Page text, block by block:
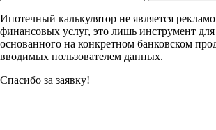
Ипотечный калькулятор не является
финансовых услуг, это лишь инструмент для
основанного на конкретном банковском
вводимых пользователем данных.
Спасибо за заявку!